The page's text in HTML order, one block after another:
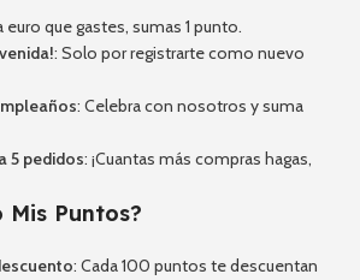
euro que gastes, sumas 1 punto.
: Solo por registrarte como nuevo
: Celebra con nosotros y suma
5 pedidos: ¡Cuantas más compras hagas,
Mis Puntos?
: Cada 100 puntos te descuentan